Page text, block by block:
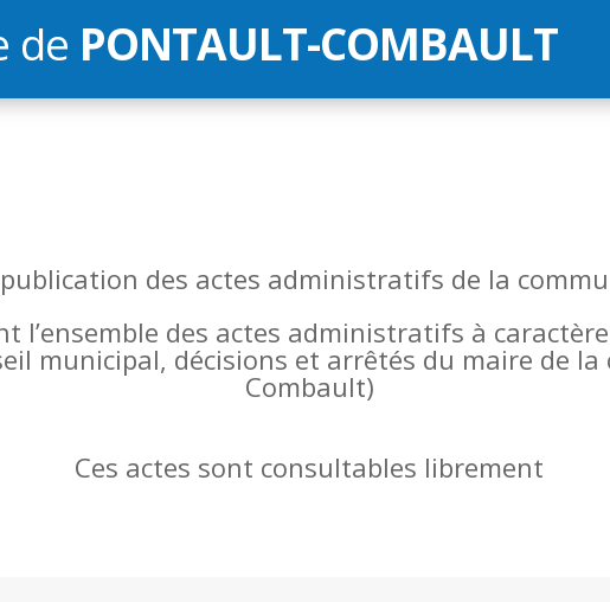
de PONTAULT-COMBAULT
des actes administratifs de la
l’ensemble des actes administratifs à
municipal, décisions et arrêtés du maire de
Combault)
Ces actes sont consultables librement